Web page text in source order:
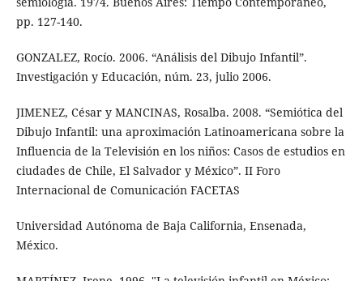
pp. 127-140.
GONZALEZ, Rocío. 2006. “Análisis del Dibujo Infantil”.
Investigación y Educación, núm. 23, julio 2006.
JIMENEZ, César y MANCINAS, Rosalba. 2008. “Semiótica del
Dibujo Infantil: una aproximación Latinoamericana sobre la
Influencia de la Televisión en los niños: Casos de estudios en
ciudades de Chile, El Salvador y México”. II Foro
Internacional de Comunicación FACETAS
Universidad Autónoma de Baja California, Ensenada,
México.